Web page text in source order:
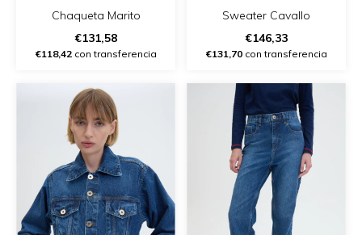
Chaqueta Marito
€131,58
€118,42con transferencia
Sweater Cavallo
€146,33
€131,70con transferencia